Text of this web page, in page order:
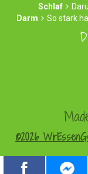
Schlaf
Darm
So stark
©2026